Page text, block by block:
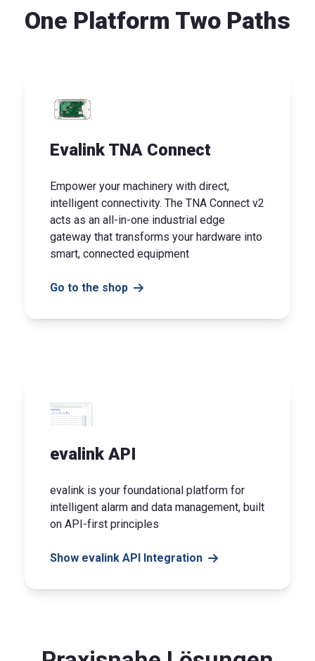
One Platform Two Paths
Evalink TNA Connect
Empower your machinery with direct,
intelligent connectivity. The TNA Connect v2
acts as an all-in-one industrial edge
gateway that transforms your hardware into
smart, connected equipment
Go to the shop
evalink API
evalink is your foundational platform for
intelligent alarm and data management, built
on API-first principles
Show evalink API Integration